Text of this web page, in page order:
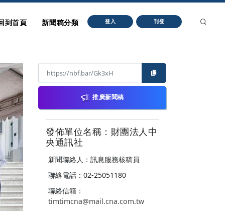
到首頁 新聞稿分類 登入 刊登
推廣新聞稿
發佈單位名稱：財團法人中
央通訊社
新聞聯絡人：訊息服務核稿員
聯絡電話：02-25051180
聯絡信箱：
timtimcna@mail.cna.com.tw